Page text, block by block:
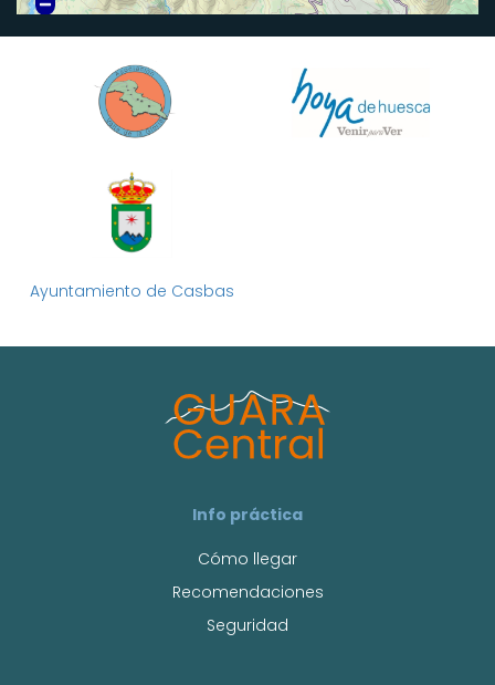
Ayuntamiento de Casbas
Info práctica
Cómo llegar
Recomendaciones
Seguridad